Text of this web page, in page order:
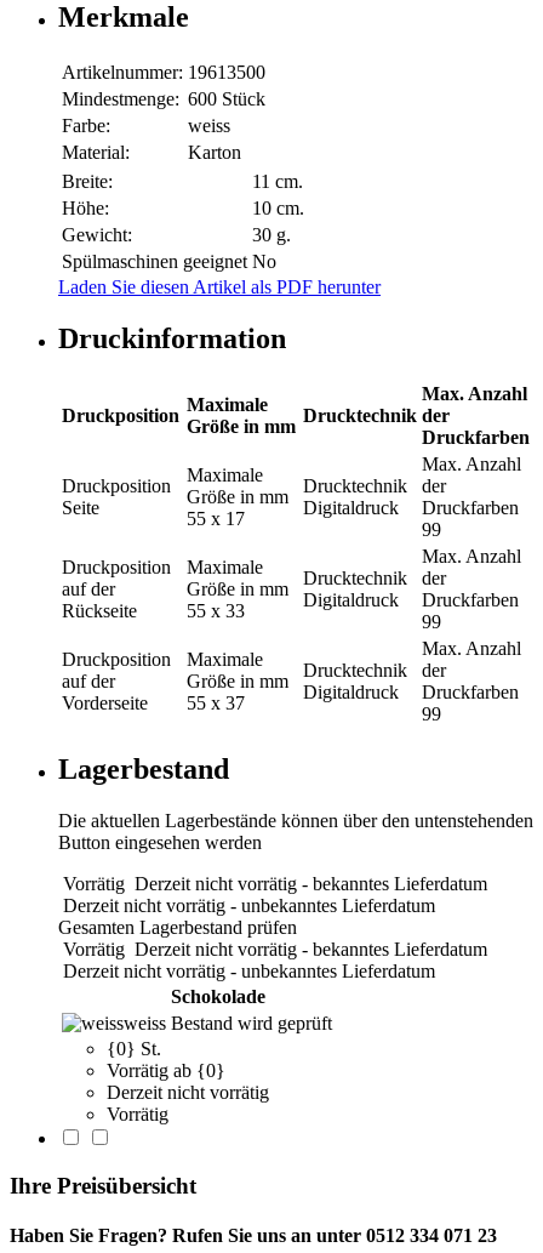
Merkmale
Artikelnummer: 19613500
Mindestmenge: 600 Stück
Farbe:
weiss
Material:
Karton
Breite:
11 cm.
Höhe:
10 cm.
Gewicht:
30 g.
Spülmaschinen geeignet No
Laden Sie diesen Artikel als PDF herunter
Druckinformation
Druckposition
Maximale
Größe in mm
Drucktechnik
Max. Anzahl
der
Druckfarben
Druckposition
Seite
Maximale
Größe in mm
55 x 17
Drucktechnik
Digitaldruck
Max. Anzahl
der
Druckfarben
99
Druckposition
auf der
Rückseite
Maximale
Größe in mm
55 x 33
Drucktechnik
Digitaldruck
Max. Anzahl
der
Druckfarben
99
Druckposition
auf der
Vorderseite
Maximale
Größe in mm
55 x 37
Drucktechnik
Digitaldruck
Max. Anzahl
der
Druckfarben
99
Lagerbestand
Die aktuellen Lagerbestände können über den untenstehenden
Button eingesehen werden
Vorrätig Derzeit nicht vorrätig - bekanntes Lieferdatum
Derzeit nicht vorrätig - unbekanntes Lieferdatum
Gesamten Lagerbestand prüfen
Vorrätig Derzeit nicht vorrätig - bekanntes Lieferdatum
Derzeit nicht vorrätig - unbekanntes Lieferdatum
Schokolade
weiss Bestand wird geprüft
{0} St.
Vorrätig ab {0}
Derzeit nicht vorrätig
Vorrätig
Ihre Preisübersicht
Haben Sie Fragen? Rufen Sie uns an unter 0512 334 071 23